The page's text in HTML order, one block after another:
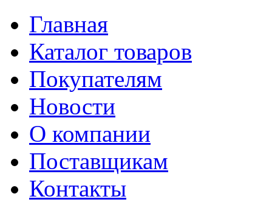
Главная
Каталог товаров
Покупателям
Новости
О компании
Поставщикам
Контакты